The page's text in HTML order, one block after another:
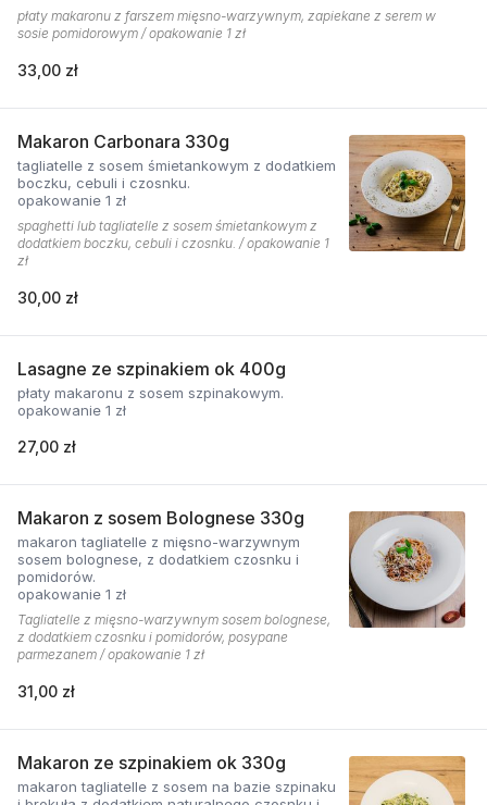
płaty makaronu z farszem mięsno-warzywnym, zapiekane z serem w
sosie pomidorowym / opakowanie 1 zł
33,00 zł
Makaron Carbonara 330g
tagliatelle z sosem śmietankowym z dodatkiem
boczku, cebuli i czosnku.
opakowanie 1 zł
spaghetti lub tagliatelle z sosem śmietankowym z
dodatkiem boczku, cebuli i czosnku. / opakowanie 1
zł
30,00 zł
Lasagne ze szpinakiem ok 400g
płaty makaronu z sosem szpinakowym.
opakowanie 1 zł
27,00 zł
Makaron z sosem Bolognese 330g
makaron tagliatelle z mięsno-warzywnym
sosem bolognese, z dodatkiem czosnku i
pomidorów.
opakowanie 1 zł
Tagliatelle z mięsno-warzywnym sosem bolognese,
z dodatkiem czosnku i pomidorów, posypane
parmezanem / opakowanie 1 zł
31,00 zł
Makaron ze szpinakiem ok 330g
makaron tagliatelle z sosem na bazie szpinaku